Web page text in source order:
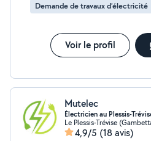
Demande de travaux d’électricité
Voir le profil
Mutelec
Électricien au Plessis-
Le Plessis-Trévise
4,9/5 (18 avis)